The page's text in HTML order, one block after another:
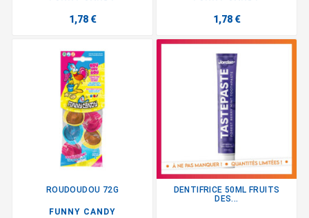
1,78 € 1,78 €
ROUDOUDOU 72G
FUNNY CANDY
DENTIFRICE 50ML FRUITS
DES...